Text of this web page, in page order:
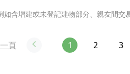
含增建或未登記建物部分、親友間交
頁 1 2 3